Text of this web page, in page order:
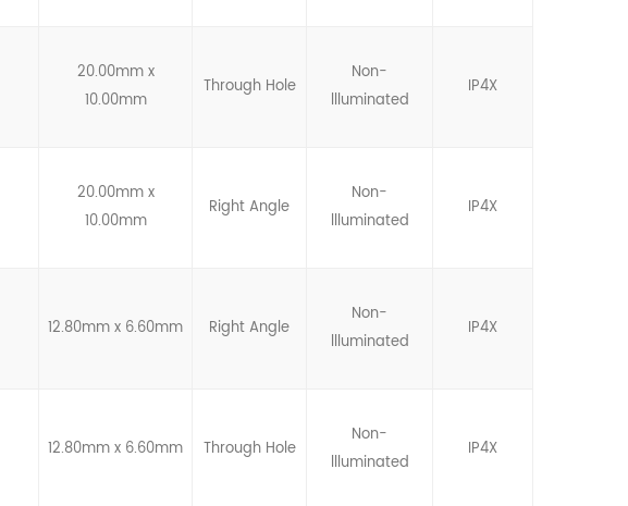
20.00mm x
10.00mm
Through Hole
Non-
llluminated
IP4X
20.00mm x
10.00mm
Right Angle
Non-
llluminated
IP4X
12.80mm x 6.60mm Right Angle
Non-
llluminated
IP4X
12.80mm x 6.60mm Through Hole
Non-
llluminated
IP4X